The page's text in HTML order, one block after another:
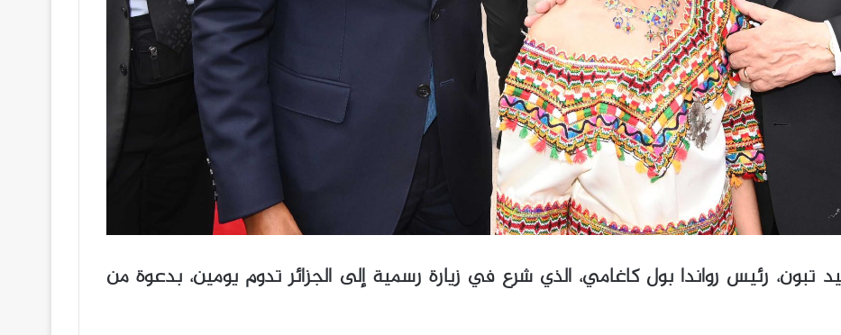
تبون، رئيس رواندا بول كاغامي، الذي شرع في زيارة رسمية إلى الجزائر تدوم يومين، بدعوة من